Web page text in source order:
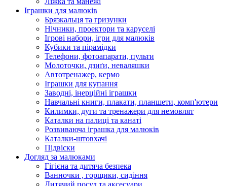
Іграшки для малюків
Брязкальця та гризунки
Нічники, проектори та каруселі
Ігрові набори, ігри для малюків
Кубики та пірамідки
Телефони, фотоапарати, пульти
Молоточки, дзиґи, неваляшки
Автотренажер, кермо
Іграшки для купання
Заводні, інерційні іграшки
Навчальні книги, плакати, планшети, комп'ютери
Килимки, дуги та тренажери для немовлят
Каталки на палиці та канаті
Розвиваюча іграшка для малюків
Каталки-штовхачі
Підвіски
Догляд за малюками
Гігієна та дитяча безпека
Ванночки , горщики, сидіння
Дитячий посуд та аксесуари